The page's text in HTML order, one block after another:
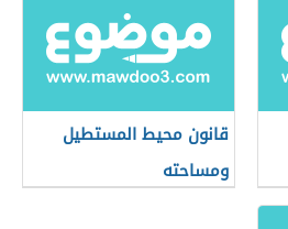
قانون محيط المستطيل
ومساحته